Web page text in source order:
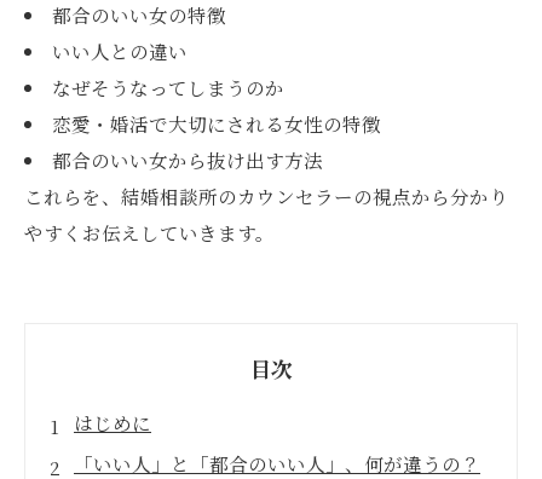
都合のいい女の特徴
いい人との違い
なぜそうなってしまうのか
恋愛・婚活で大切にされる女性の特徴
都合のいい女から抜け出す方法
これらを、結婚相談所のカウンセラーの視点から分かり
やすくお伝えしていきます。
目次
はじめに
「いい人」と「都合のいい人」、何が違うの？